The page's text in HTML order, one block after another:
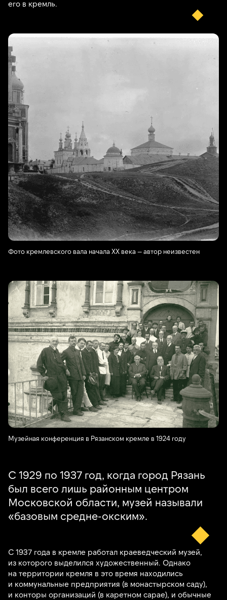
его в кремль.
Фото кремлевского вала начала XX века — автор неизвестен
Музейная конференция в Рязанском кремле в 1924 году
С 1929 по 1937 год, когда город Рязань
был всего лишь районным центром
Московской области, музей называли
«базовым средне-окским».
С 1937 года в кремле работал краеведческий музей,
из которого выделился художественный. Однако
на территории кремля в это время находились
и коммунальные предприятия (в монастырском саду),
и конторы организаций (в каретном сарае), и обычные